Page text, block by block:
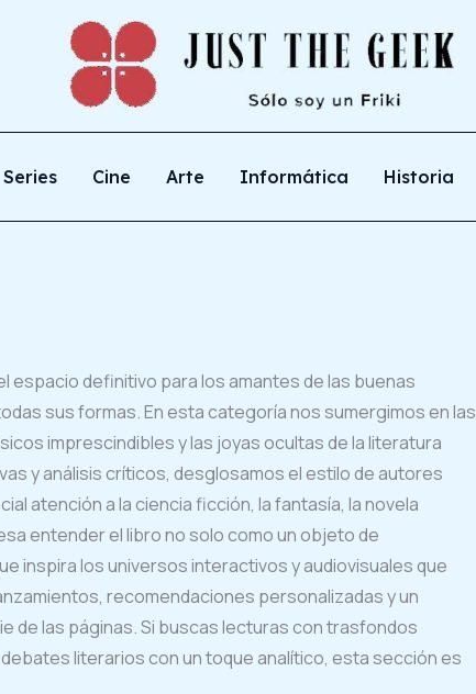
Series Cine Arte Informática Historia
espacio definitivo para los amantes de las buenas
sus formas. En esta categoría nos sumergimos en las
imprescindibles y las joyas ocultas de la literatura
y análisis críticos, desglosamos el estilo de autores
atención a la ciencia ficción, la fantasía, la novela
entender el libro no solo como un objeto de
inspira los universos interactivos y audiovisuales que
recomendaciones personalizadas y un
de las páginas. Si buscas lecturas con trasfondos
literarios con un toque analítico, esta sección es